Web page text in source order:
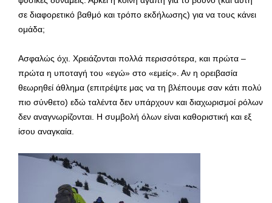
σε διαφορετικό βαθμό και τρόπο εκδήλωσης) για να τους κάνει
ομάδα;
Ασφαλώς όχι. Χρειάζονται πολλά περισσότερα, και πρώτα –
πρώτα η υποταγή του «εγώ» στο «εμείς». Αν η ορειβασία
θεωρηθεί άθλημα (επιτρέψτε μας να τη βλέπουμε σαν κάτι πολύ
πιο σύνθετο) εδώ ταλέντα δεν υπάρχουν και διαχωρισμοί ρόλων
δεν αναγνωρίζονται. Η συμβολή όλων είναι καθοριστική και εξ
ίσου αναγκαία.